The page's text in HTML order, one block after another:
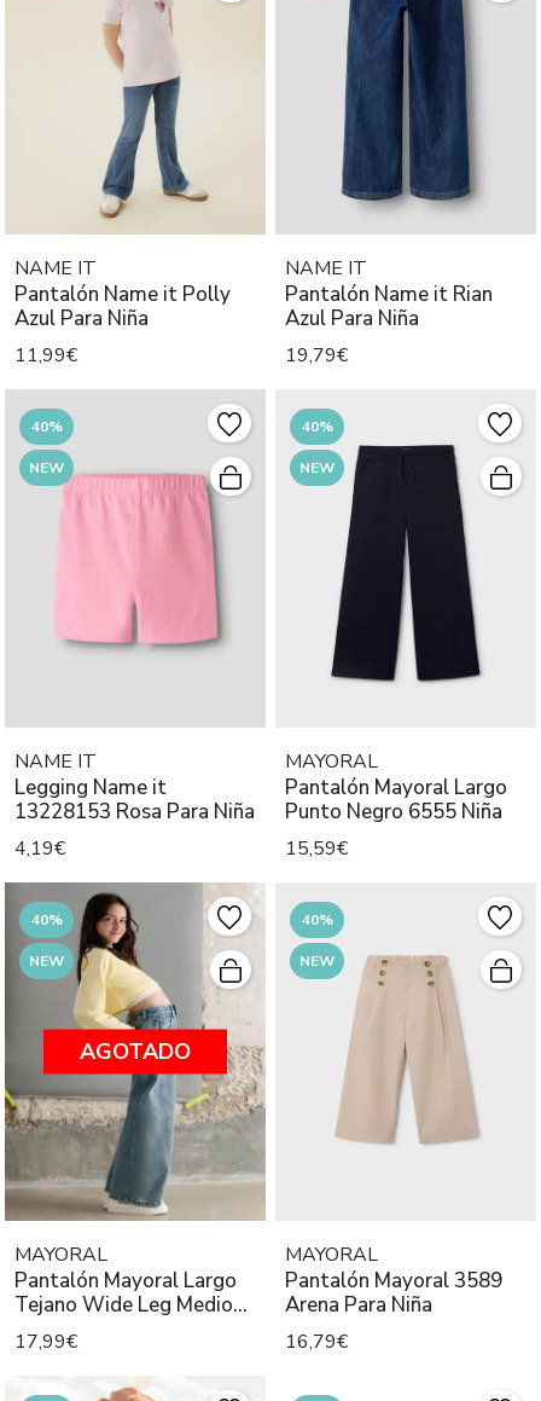
NAME IT
Pantalón Name it Polly
Azul Para Niña
11,99€
NAME IT
Pantalón Name it Rian
Azul Para Niña
19,79€
40%
NEW
NAME IT
Legging Name it
13228153 Rosa Para Niña
4,19€
40%
NEW
MAYORAL
Pantalón Mayoral Largo
Punto Negro 6555 Niña
15,59€
40%
NEW
AGOTADO
MAYORAL
Pantalón Mayoral Largo
Tejano Wide Leg Medio
6552
17,99€
40%
NEW
MAYORAL
Pantalón Mayoral 3589
Arena Para Niña
16,79€